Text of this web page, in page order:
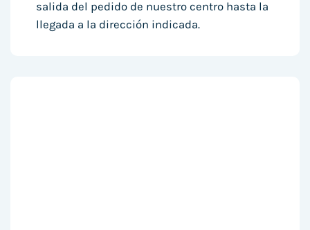
salida del pedido de nuestro centro hasta la
llegada a la dirección indicada.